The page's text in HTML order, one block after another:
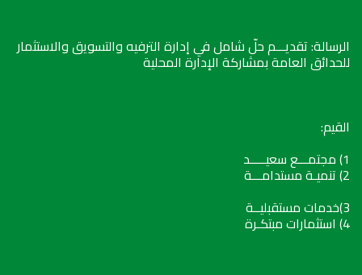
الرسالة: تقديـــم حلّ شامل في إدارة الترفيه والتسويق والاستثمار
للحدائق العامة بمشاركة الإدارة المحلية
القيم:
1) مجتمـــع سعيـــــد
2) تنميـة مستدامـــة
3)خدمات مستقبليــة
4) استثمارات مبتكـرة